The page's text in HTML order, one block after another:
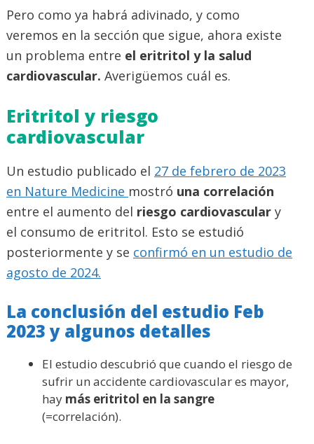
Pero como ya habrá adivinado, y como
veremos en la sección que sigue, ahora existe
un problema entre el eritritol y la salud
cardiovascular. Averigüemos cuál es.
Eritritol y riesgo
cardiovascular
Un estudio publicado el 27 de febrero de 2023
en Nature Medicine mostró una correlación
entre el aumento del riesgo cardiovascular y
el consumo de eritritol. Esto se estudió
posteriormente y se confirmó en un estudio de
agosto de 2024.
La conclusión del estudio Feb
2023 y algunos detalles
El estudio descubrió que cuando el riesgo de
sufrir un accidente cardiovascular es mayor,
hay más eritritol en la sangre
(=correlación).